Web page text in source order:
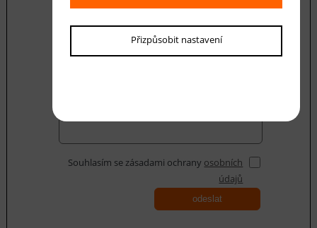
Souhlasím se zásadami ochrany osobních
údajů
odeslat
Přizpůsobit nastavení